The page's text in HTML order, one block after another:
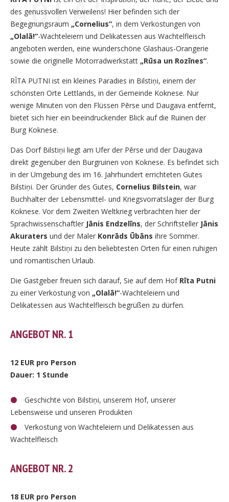
„OLA“
des genussvollen Verweilens! Hier befinden sich der
Begegnungsraum „Cornelius“, in dem Verkostungen von
„Olalā!“-Wachteleiern und Delikatessen aus Wachtelfleisch
angeboten werden, eine wunderschöne Glashaus-Orangerie
sowie die originelle Motorradwerkstatt „Rūsa un Rozīnes“.
RĪTA PUTNI ist ein kleines Paradies in Bilstiņi, einem der
schönsten Orte Lettlands, in der Gemeinde Koknese. Nur
wenige Minuten von den Flüssen Pērse und Daugava entfernt,
bietet sich hier ein beeindruckender Blick auf die Ruinen der
Burg Koknese.
Das Dorf Bilstiņi liegt am Ufer der Pērse und der Daugava
direkt gegenüber den Burgruinen von Koknese. Es befindet sich
in der Umgebung des im 16. Jahrhundert errichteten Gutes
Bilstiņi. Der Gründer des Gutes, Cornelius Bilstein, war
Buchhalter der Lebensmittel- und Kriegsvorratslager der Burg
Koknese. Vor dem Zweiten Weltkrieg verbrachten hier der
Sprachwissenschaftler Jānis Endzelīns, der Schriftsteller Jānis
Akuraters und der Maler Konrāds Ūbāns ihre Sommer.
Heute zählt Bilstiņi zu den beliebtesten Orten für einen ruhigen
und romantischen Urlaub.
Die Gastgeber freuen sich darauf, Sie auf dem Hof Rīta Putni
zu einer Verkostung von „Olalā!“-Wachteleiern und
Delikatessen aus Wachtelfleisch begrüßen zu dürfen.
ANGEBOT NR. 1
12 EUR pro Person
Dauer: 1 Stunde
Geschichte von Bilstiņi, unserem Hof, unserer
Lebensweise und unseren Produkten
Verkostung von Wachteleiern und Delikatessen aus
Wachtelfleisch
ANGEBOT NR. 2
18 EUR pro Person